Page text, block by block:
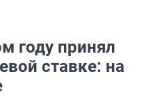
году принял
ставке: на